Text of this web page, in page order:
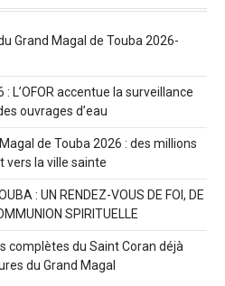
Grand Magal de Touba 2026-
L’OFOR accentue la surveillance
ouvrages d’eau
de Touba 2026 : des millions
vers la ville sainte
: UN RENDEZ-VOUS DE FOI, DE
SPIRITUELLE
complètes du Saint Coran déjà
du Grand Magal